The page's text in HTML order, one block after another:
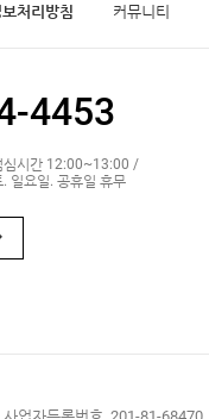
처리방침 커뮤니티
4453
심시간 12:00~13:00 /
. 일요일. 공휴일 휴무